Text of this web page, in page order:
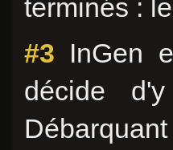
terminés :
#3 InGen
décide